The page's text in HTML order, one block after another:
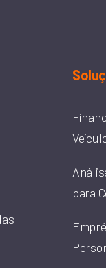
para